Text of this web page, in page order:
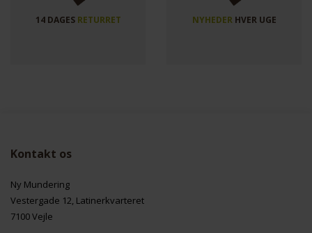
14 DAGES RETURRET NYHEDERHVER UGE
Kontakt os
Ny Mundering
Vestergade 12, Latinerkvarteret
7100 Vejle